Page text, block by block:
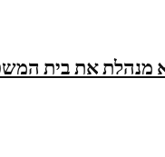
מנהלת את בית